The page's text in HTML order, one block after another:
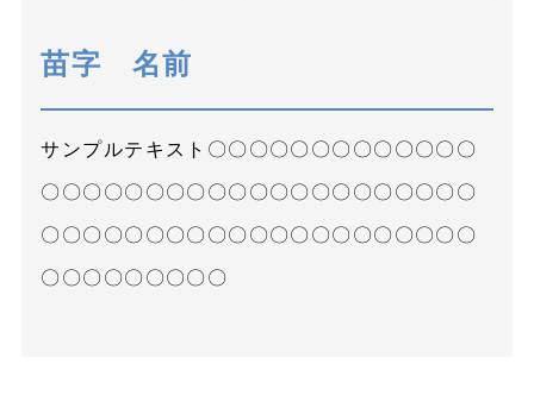
苗字 名前
サンプルテキスト〇〇〇〇〇〇〇〇〇〇〇〇〇
〇〇〇〇〇〇〇〇〇〇〇〇〇〇〇〇〇〇〇〇〇
〇〇〇〇〇〇〇〇〇〇〇〇〇〇〇〇〇〇〇〇〇
〇〇〇〇〇〇〇〇〇